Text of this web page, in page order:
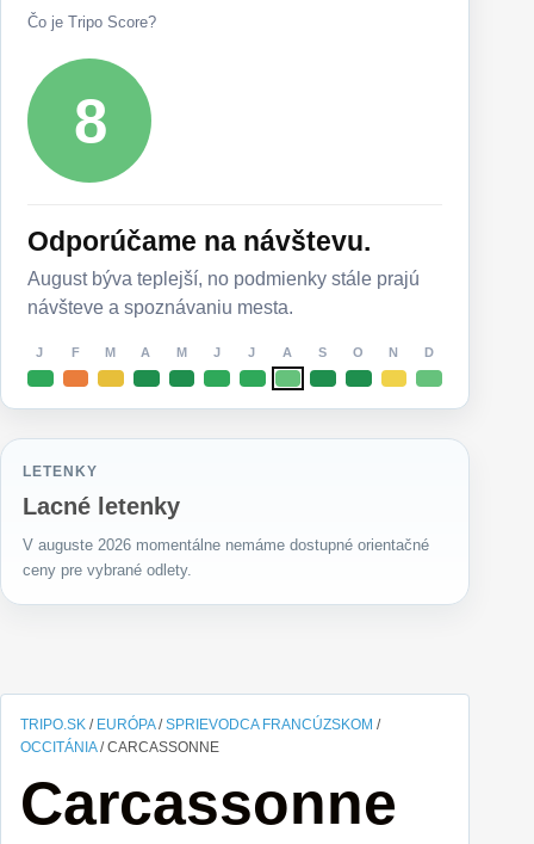
TRIPO.SK / EURÓPA/SPRIEVODCA FRANCÚZSKOM /
OCCITÁNIA/CARCASSONNE
Carcassonne
Čo je Tripo Score?
8
Odporúčame na návštevu.
August býva teplejší, no podmienky stále prajú
návšteve a spoznávaniu mesta.
J F M A M J J A S O N D
LETENKY
Lacné letenky
V auguste 2026 momentálne nemáme dostupné orientačné
ceny pre vybrané odlety.